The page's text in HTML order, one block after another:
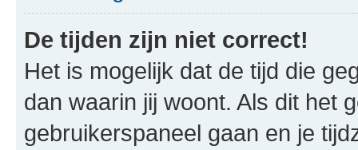
De tijden zijn niet correct!
Het is mogelijk dat de tijd die
dan waarin jij woont. Als dit het
gebruikerspaneel gaan en je